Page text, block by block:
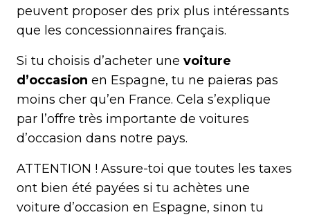
peuvent proposer des prix plus intéressants
que les concessionnaires français.
Si tu choisis d’acheter une voiture
d’occasion en Espagne, tu ne paieras pas
moins cher qu’en France. Cela s’explique
par l’offre très importante de voitures
d’occasion dans notre pays.
ATTENTION ! Assure-toi que toutes les taxes
ont bien été payées si tu achètes une
voiture d’occasion en Espagne, sinon tu